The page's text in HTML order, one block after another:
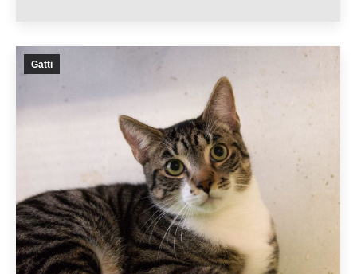
Gatti